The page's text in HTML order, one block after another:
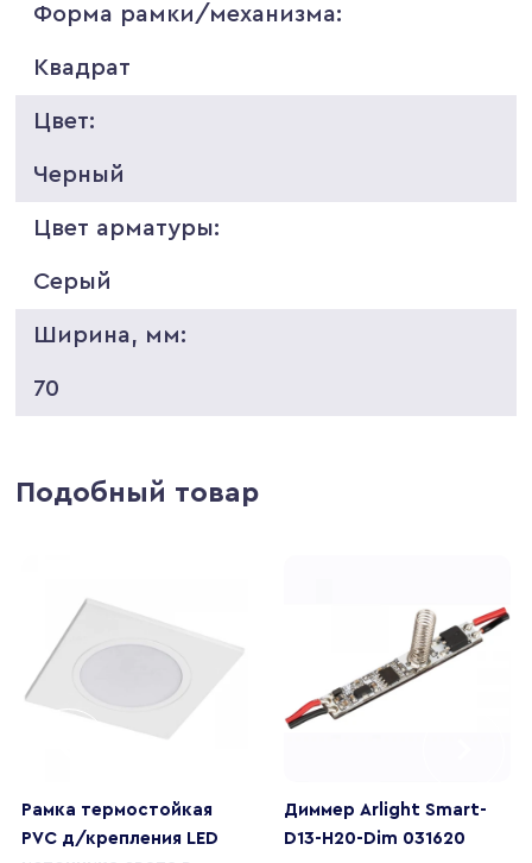
Форма рамки/механизма:
Квадрат
Цвет:
Черный
Цвет арматуры:
Серый
Ширина, мм:
70
Подобный товар
Рамка термостойкая
PVC д/крепления LED
Диммер Arlight Smart-
D13-H20-Dim 031620